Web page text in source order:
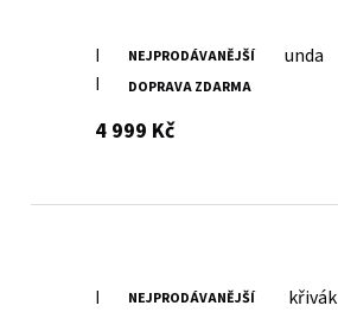
NEJPRODÁVANĚJŠÍ
DOPRAVA ZDARMA
Kožená dámská černá bunda
MWXanna
4 999 Kčs DPH
NEJPRODÁVANĚJŠÍ
Dámský červený kožený křivák